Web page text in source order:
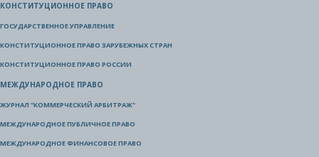
КОНСТИТУЦИОННОЕ ПРАВО
ГОСУДАРСТВЕННОЕ УПРАВЛЕНИЕ
КОНСТИТУЦИОННОЕ ПРАВО ЗАРУБЕЖНЫХ СТРАН
КОНСТИТУЦИОННОЕ ПРАВО РОССИИ
МЕЖДУНАРОДНОЕ ПРАВО
ЖУРНАЛ "КОММЕРЧЕСКИЙ АРБИТРАЖ"
МЕЖДУНАРОДНОЕ ПУБЛИЧНОЕ ПРАВО
МЕЖДУНАРОДНОЕ ФИНАНСОВОЕ ПРАВО